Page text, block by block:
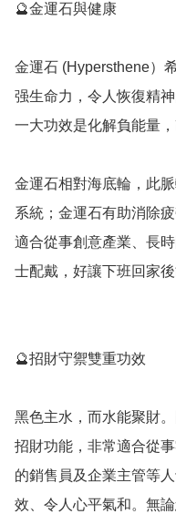
🔮金運石與健康
金運石 (Hypersthene）
强生命力，令人恢復精
一大功效是化解負能量
金運石相對海底輪，此
系統；金運石有助消除
適合從事創意產業、長
士配戴，好讓下班回家
🔮招財守禦雙重功效
黑色主水，而水能聚財
招財功能，非常適合從
的銷售員及企業主管等
效、令人心平氣和。無